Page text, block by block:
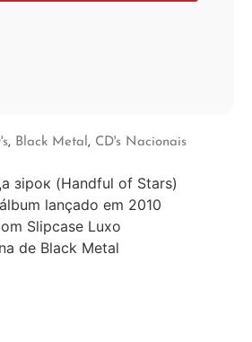
, Black Metal , CD's Nacionais
зірок (Handful of Stars)
lançado em 2010
Slipcase Luxo
de Black Metal